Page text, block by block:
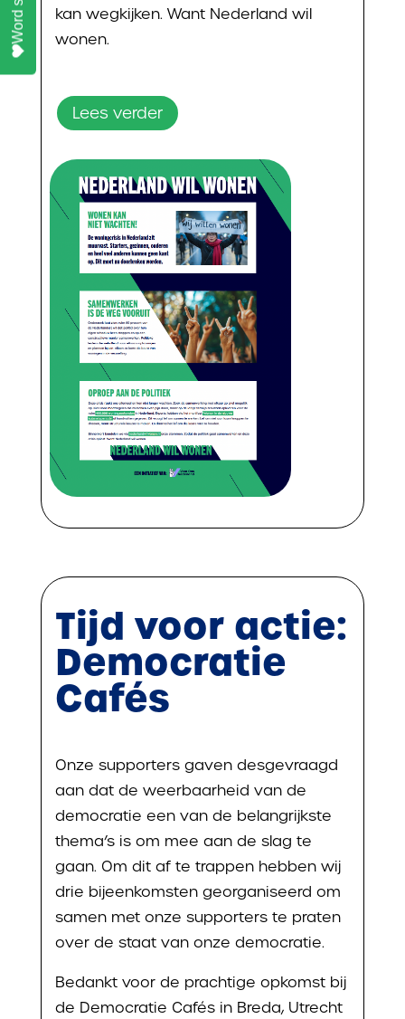
kan wegkijken. Want Nederland wil
wonen.
Lees verder
Tijd voor actie:
Democratie
Cafés
Onze supporters gaven desgevraagd
aan dat de weerbaarheid van de
democratie een van de belangrijkste
thema’s is om mee aan de slag te
gaan. Om dit af te trappen hebben wij
drie bijeenkomsten georganiseerd om
samen met onze supporters te praten
over de staat van onze democratie.
Bedankt voor de prachtige opkomst bij
de Democratie Cafés in Breda, Utrecht